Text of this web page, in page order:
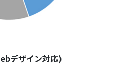
デザイン対応)